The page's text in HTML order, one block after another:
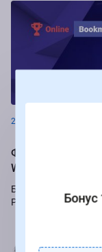
26.08.2024
Фрибеты до 250
Winline
Букмекер Winline
Российской
Марья
Бонус